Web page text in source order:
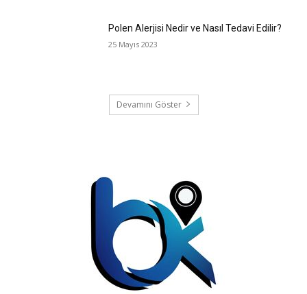
Polen Alerjisi Nedir ve Nasıl Tedavi Edilir?
25 Mayıs 2023
Devamını Göster